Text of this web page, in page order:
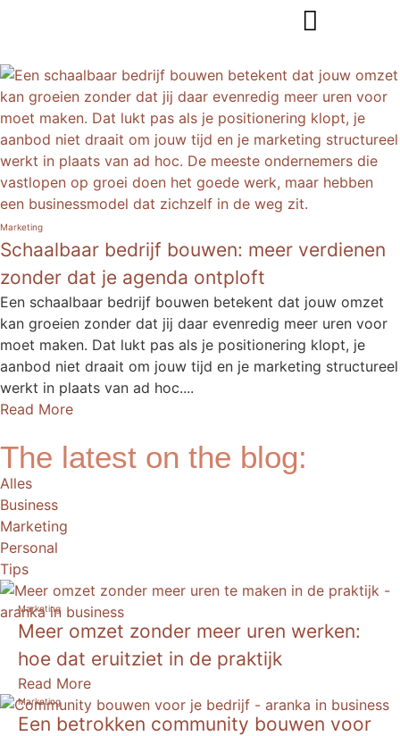
Marketing
Schaalbaar bedrijf bouwen: meer verdienen
zonder dat je agenda ontploft
Een schaalbaar bedrijf bouwen betekent dat jouw omzet
kan groeien zonder dat jij daar evenredig meer uren voor
moet maken. Dat lukt pas als je positionering klopt, je
aanbod niet draait om jouw tijd en je marketing structureel
werkt in plaats van ad hoc....
Read More
The latest on the blog:
Alles
Business
Marketing
Personal
Tips
Marketing
Meer omzet zonder meer uren werken:
hoe dat eruitziet in de praktijk
Read More
Marketing
Een betrokken community bouwen voor